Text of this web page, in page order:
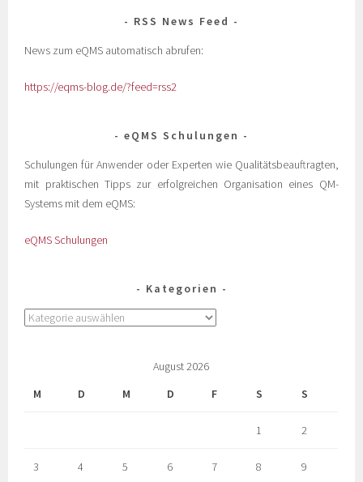
RSS News Feed
News zum eQMS automatisch abrufen:
https://eqms-blog.de/?feed=rss2
eQMS Schulungen
Schulungen für Anwender oder Experten wie Qualitätsbeauftragten,
mit praktischen Tipps zur erfolgreichen Organisation eines QM-
Systems mit dem eQMS:
eQMS Schulungen
Kategorien
August 2026
M
D M D F S S
1 2
3 4 5 6 7 8 9